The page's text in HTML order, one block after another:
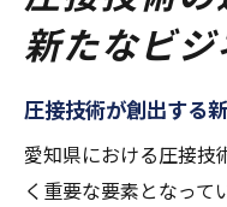
新たなビ
圧接技術が創出する
愛知県における圧接技
く重要な要素となって